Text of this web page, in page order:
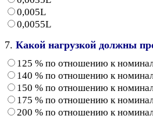
0,005L
0,0055L
7. Какой нагрузкой должны
125 % по отношению к
140 % по отношению к
150 % по отношению к
175 % по отношению к
200 % по отношению к